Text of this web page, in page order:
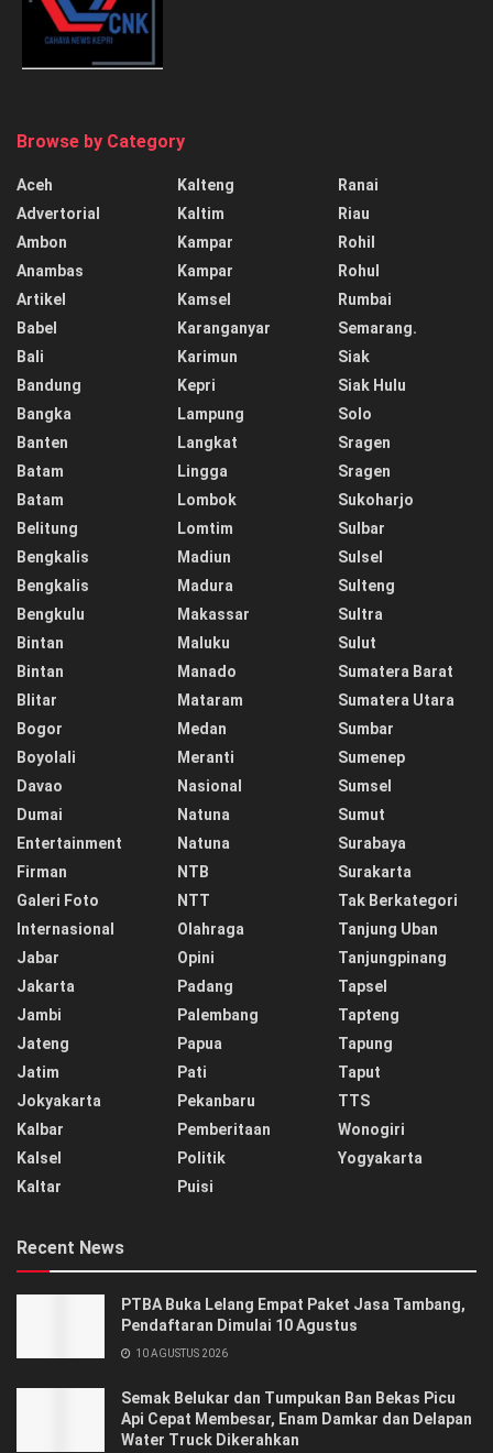
Browse by Category
Aceh
Advertorial
Ambon
Anambas
Artikel
Babel
Bali
Bandung
Bangka
Banten
Batam
Batam
Belitung
Bengkalis
Bengkalis
Bengkulu
Bintan
Bintan
Blitar
Bogor
Boyolali
Davao
Dumai
Entertainment
Firman
Galeri Foto
Internasional
Jabar
Jakarta
Jambi
Jateng
Jatim
Jokyakarta
Kalbar
Kalsel
Kaltar
Kalteng
Kaltim
Kampar
Kampar
Kamsel
Karanganyar
Karimun
Kepri
Lampung
Langkat
Lingga
Lombok
Lomtim
Madiun
Madura
Makassar
Maluku
Manado
Mataram
Medan
Meranti
Nasional
Natuna
Natuna
NTB
NTT
Olahraga
Opini
Padang
Palembang
Papua
Pati
Pekanbaru
Pemberitaan
Politik
Puisi
Ranai
Riau
Rohil
Rohul
Rumbai
Semarang.
Siak
Siak Hulu
Solo
Sragen
Sragen
Sukoharjo
Sulbar
Sulsel
Sulteng
Sultra
Sulut
Sumatera Barat
Sumatera Utara
Sumbar
Sumenep
Sumsel
Sumut
Surabaya
Surakarta
Tak Berkategori
Tanjung Uban
Tanjungpinang
Tapsel
Tapteng
Tapung
Taput
TTS
Wonogiri
Yogyakarta
Recent News
PTBA Buka Lelang Empat Paket Jasa Tambang,
Pendaftaran Dimulai 10 Agustus
10 AGUSTUS 2026
Semak Belukar dan Tumpukan Ban Bekas Picu
Api Cepat Membesar, Enam Damkar dan Delapan
Water Truck Dikerahkan